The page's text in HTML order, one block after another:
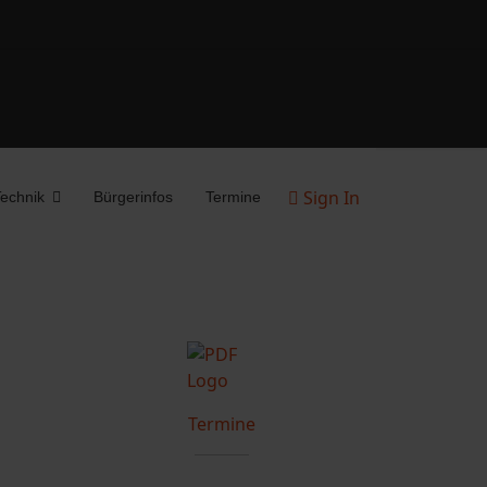
Bürgerinfos Termine Sign In
Termine